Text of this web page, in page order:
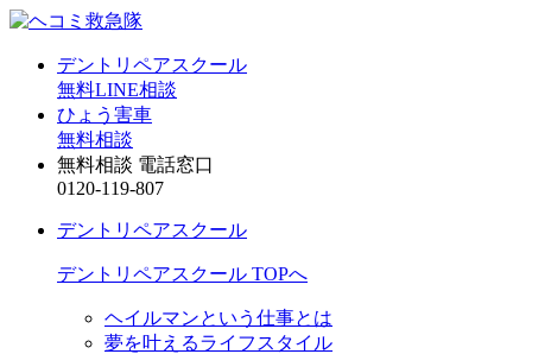
デントリペアスクール
無料LINE相談
ひょう害車
無料相談
無料相談 電話窓口
0120-119-807
デントリペアスクール
デントリペアスクール TOPへ
ヘイルマンという仕事とは
夢を叶えるライフスタイル